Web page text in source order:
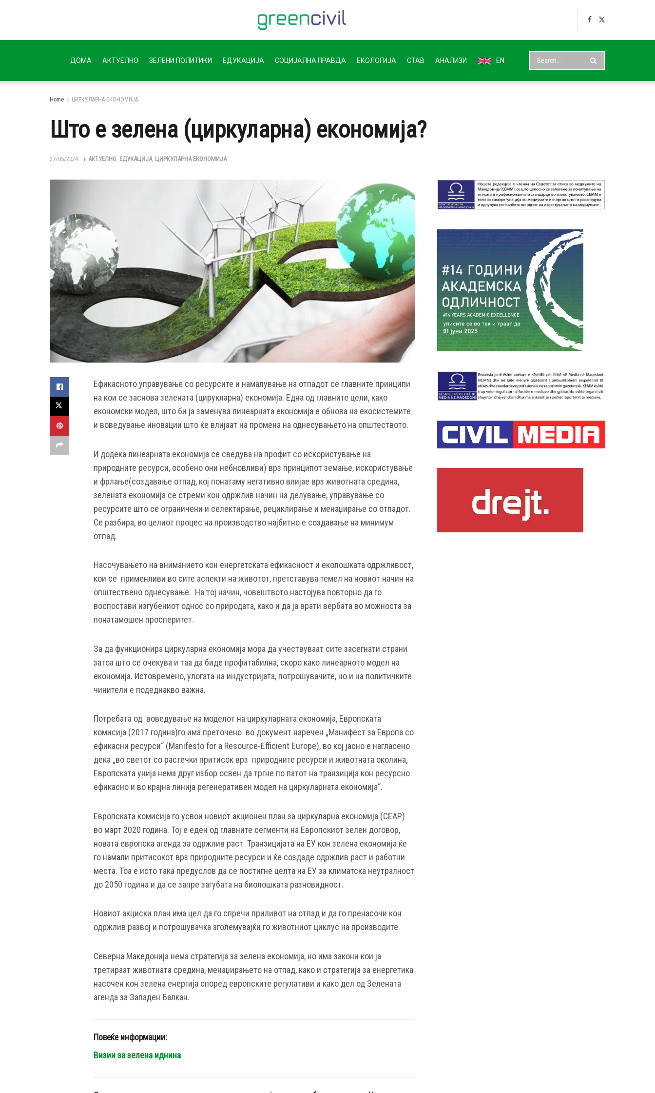
ДОМА АКТУЕЛНО ЗЕЛЕНИ ПОЛИТИКИ ЕДУКАЦИЈА СОЦИЈАЛНА ПРАВДА ЕКОЛОГИЈА СТАВ АНАЛИЗИ EN
Home ЦИРКУЛАРНА ЕКОНОМИЈА
Што е зелена (циркуларна) економија?
27/05/2024 in АКТУЕЛНО, ЕДУКАЦИЈА, ЦИРКУЛАРНА ЕКОНОМИЈА
Ефикасното управување со ресурсите и намалување на отпадот се главните принципи
на кои се заснова зелената (цирукларна) економија. Една од главните цели, како
економски модел, што би ја заменува линеарната економија е обнова на екосистемите
и воведување иновации што ќе влијаат на промена на однесувањето на општеството.
И додека линеарната економија се сведува на профит со искористување на
природните ресурси, особено они небновливи) врз принципот земање, искористување
и фрлање(создавање отпад, кој понатаму негативно влијае врз животната средина,
зелената економија се стреми кон одржлив начин на делување, управување со
ресурсите што се ограничени и селектирање, рециклирање и менаџирање со отпадот.
Се разбира, во целиот процес на производство најбитно е создавање на минимум
отпад.
Насочувањето на вниманието кон енергетската ефикасност и еколошката одржливост,
кои се применливи во сите аспекти на животот, претставува темел на новиот начин на
општествено однесување. На тој начин, човештвото настојува повторно да го
воспостави изгубениот однос со природата, како и да ја врати вербата во можноста за
понатамошен просперитет.
За да функционира циркуларна економија мора да учествуваат сите засегнати страни
затоа што се очекува и таа да биде профитабилна, скоро како линеарното модел на
економија. Истовремено, улогата на индустријата, потрошувачите, но и на политичките
чинители е подеднакво важна.
Потребата од воведување на моделот на циркуларната економија, Европската
комисија (2017 година)го има преточено во документ наречен „Манифест за Европа со
ефикасни ресурси“ (Manifesto for a Resource-Efficient Europe), во кој јасно е нагласено
дека „во светот со растечки притисок врз природните ресурси и животната околина,
Европската унија нема друг избор освен да тргне по патот на транзиција кон ресурсно
ефикасно и во крајна линија регенеративен модел на циркуларната економија“.
Европската комисија го усвои новиот акционен план за циркуларна економија (CEAP)
во март 2020 година. Тој е еден од главните сегменти на Европскиот зелен договор,
новата европска агенда за одржлив раст. Транзицијата на ЕУ кон зелена економија ќе
го намали притисокот врз природните ресурси и ќе создаде одржлив раст и работни
места. Тоа е исто така предуслов да се постигне целта на ЕУ за климатска неутралност
до 2050 година и да се запре загубата на биолошката разновидност.
Новиот акциски план има цел да го спречи приливот на отпад и да го пренасочи кон
одржлив развој и потрошувачка зголемувајќи го животниот циклус на производите.
Северна Македонија нема стратегија за зелена економија, но има закони кои ја
третираат животната средина, менаџирањето на отпад, како и стратегија за енергетика
насочен кон зелена енергија според европските регулативи и како дел од Зелената
агенда за Западен Балкан.
Повеќе информации:
Визии за зелена иднина